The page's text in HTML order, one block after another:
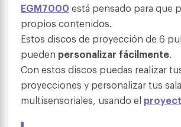
EGM7000 está pensado para que
propios contenidos.
Estos discos de proyección de 6
pueden personalizar fácilmente.
Con estos discos puedas realizar
proyecciones y personalizar tus
multisensoriales, usando el